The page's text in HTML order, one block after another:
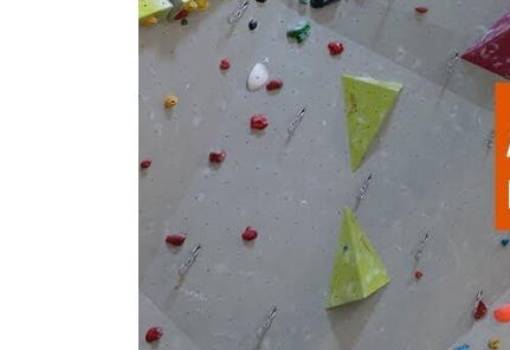
Tankinhalt und Kraftstoff
Motorleistung in kW
Übergreifhöhe
max. Abstützfläche L x B
max. Kabellänge / Querschnitt
Ketten
Nutzlast in Arbeitsposition
max. Böschungswinkel
Nutzlast im Fahrzustand